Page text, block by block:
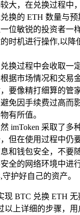
大，在兑换过程中
换的 ETH 数量与
位敏锐的投资者一
时机进行操作,以降
兑换过程中会收取一
据市场情况和交易
要像精打细算的管
免因手续费过高而
有所值。
imToken 采取了多
但在使用过程中仍
和钱包安全，不要
全的网络环境中进
护好自己的资产。
现 BTC 兑换 ETH
以上详细的步骤，